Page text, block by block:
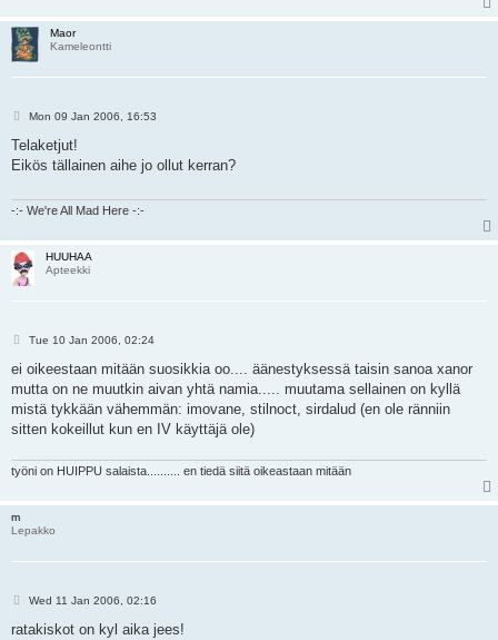
Maor
Kameleontti
P
s
Mon 09 Jan 2006, 16:53
Telaketjut!
Eikös tällainen aihe jo ollut kerran?
-:- We're All Mad Here -:-
HUUHAA
Apteekki
P
s
Tue 10 Jan 2006, 02:24
ei oikeestaan mitään suosikkia oo.... äänestyksessä taisin sanoa xanor
mutta on ne muutkin aivan yhtä namia..... muutama sellainen on kyllä
mistä tykkään vähemmän: imovane, stilnoct, sirdalud (en ole ränniin
sitten kokeillut kun en IV käyttäjä ole)
työni on HUIPPU salaista.......... en tiedä siitä oikeastaan mitään
m
Lepakko
P
s
Wed 11 Jan 2006, 02:16
ratakiskot on kyl aika jees!